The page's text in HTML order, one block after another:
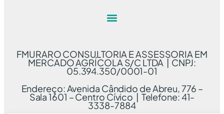
FMURARO CONSULTORIA E ASSESSORIA EM
MERCADO AGRÍCOLA S/C LTDA | CNPJ:
05.394.350/0001-01
Endereço: Avenida Cândido de Abreu, 776 –
Sala 1601 – Centro Cívico | Telefone: 41-
3338-7884